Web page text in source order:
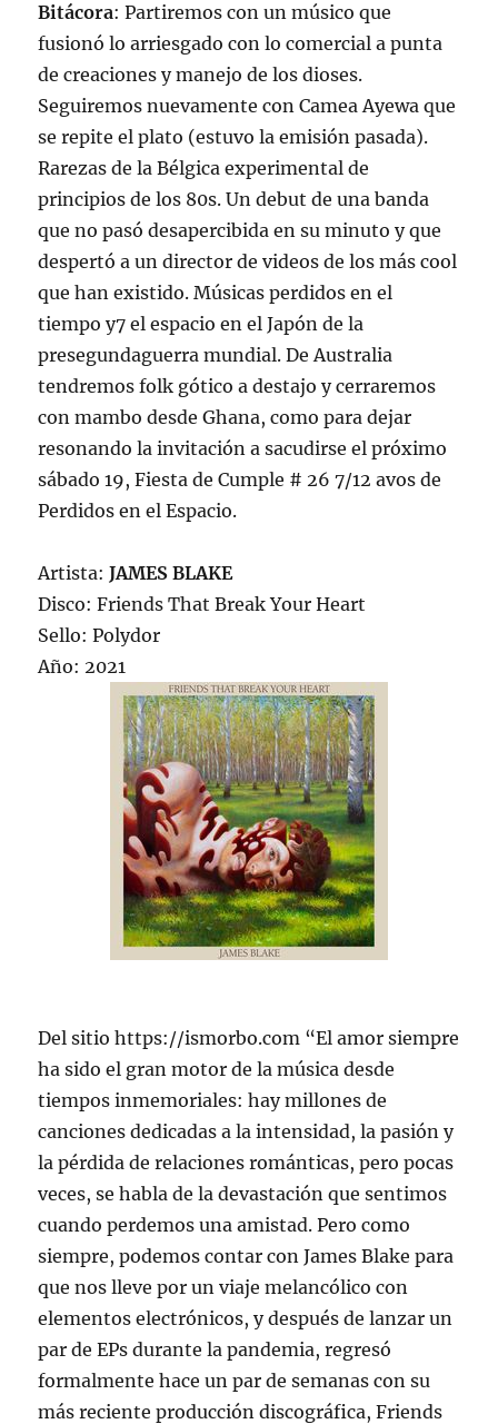
Bitácora: Partiremos con un músico que
fusionó lo arriesgado con lo comercial a punta
de creaciones y manejo de los dioses.
Seguiremos nuevamente con Camea Ayewa que
se repite el plato (estuvo la emisión pasada).
Rarezas de la Bélgica experimental de
principios de los 80s. Un debut de una banda
que no pasó desapercibida en su minuto y que
despertó a un director de videos de los más cool
que han existido. Músicas perdidos en el
tiempo y7 el espacio en el Japón de la
presegundaguerra mundial. De Australia
tendremos folk gótico a destajo y cerraremos
con mambo desde Ghana, como para dejar
resonando la invitación a sacudirse el próximo
sábado 19, Fiesta de Cumple # 26 7/12 avos de
Perdidos en el Espacio.
Artista:JAMES BLAKE
Disco: Friends That Break Your Heart
Sello: Polydor
Año: 2021
Del sitio https://ismorbo.com “El amor siempre
ha sido el gran motor de la música desde
tiempos inmemoriales: hay millones de
canciones dedicadas a la intensidad, la pasión y
la pérdida de relaciones románticas, pero pocas
veces, se habla de la devastación que sentimos
cuando perdemos una amistad. Pero como
siempre, podemos contar con James Blake para
que nos lleve por un viaje melancólico con
elementos electrónicos, y después de lanzar un
par de EPs durante la pandemia, regresó
formalmente hace un par de semanas con su
más reciente producción discográfica, Friends